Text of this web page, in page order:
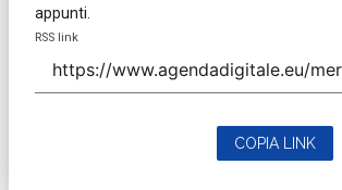
appunti.
RSS link
COPIA LINK